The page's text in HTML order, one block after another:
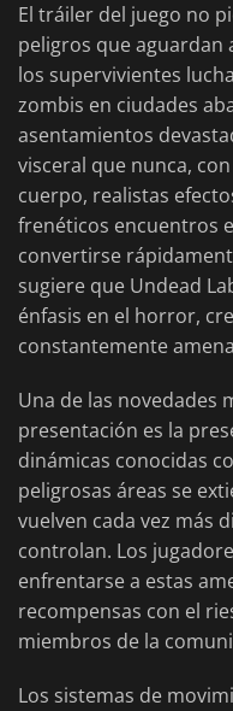
El tráiler del juego no
peligros que aguardan
los supervivientes
zombis en ciudades
asentamientos
visceral que nunca,
cuerpo, realistas
frenéticos encuentros
convertirse
sugiere que Undead
énfasis en el horror,
constantemente
Una de las novedades
presentación es la
dinámicas conocidas
peligrosas áreas se
vuelven cada vez más
controlan. Los
enfrentarse a estas
recompensas con el
miembros de la
Los sistemas de